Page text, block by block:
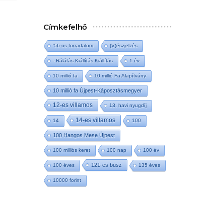
Címkefelhő
'56-os forradalom (V)észjelzés
- Rálátás Kiállítás Kiállítás 1 év
10 millió fa 10 millió Fa Alapítvány
10 millió fa Újpest-Káposztásmegyer
12-es villamos 13. havi nyugdíj
14 14-es villamos 100
100 Hangos Mese Újpest
100 milliós keret 100 nap 100 év
100 éves 121-es busz 135 éves
10000 forint